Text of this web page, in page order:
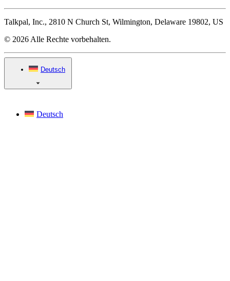
Talkpal, Inc., 2810 N Church St, Wilmington, Delaware 19802, US
© 2026 Alle Rechte vorbehalten.
Deutsch
Deutsch